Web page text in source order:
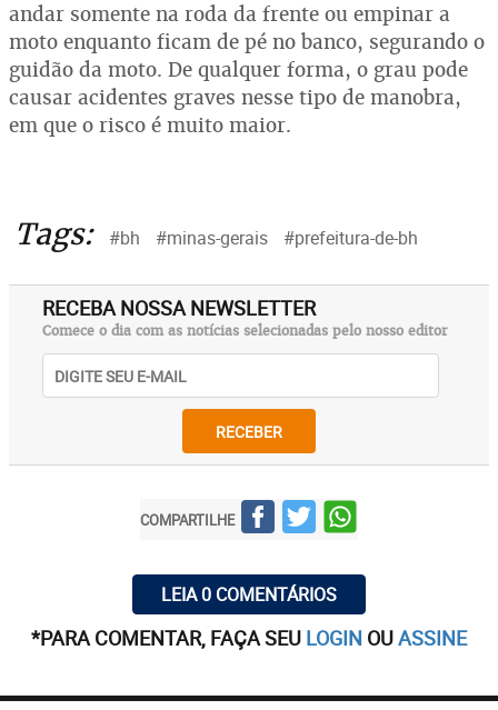
andar somente na roda da frente ou empinar a
moto enquanto ficam de pé no banco, segurando o
guidão da moto. De qualquer forma, o grau pode
causar acidentes graves nesse tipo de manobra,
em que o risco é muito maior.
Tags: #bh #minas-gerais #prefeitura-de-bh
RECEBA NOSSA NEWSLETTER
Comece o dia com as notícias selecionadas pelo nosso editor
RECEBER
COMPARTILHE
LEIA 0 COMENTÁRIOS
*PARA COMENTAR, FAÇA SEU LOGIN OUASSINE